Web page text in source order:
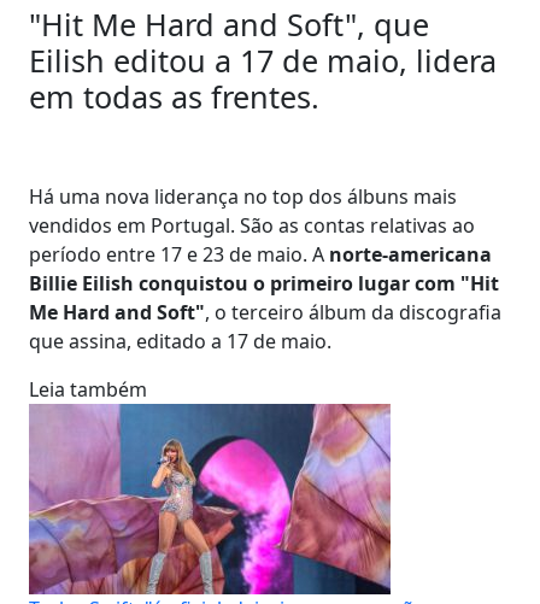
"Hit Me Hard and Soft", que
Eilish editou a 17 de maio, lidera
em todas as frentes.
Há uma nova liderança no top dos álbuns mais
vendidos em Portugal. São as contas relativas ao
período entre 17 e 23 de maio. A norte-americana
Billie Eilish conquistou o primeiro lugar com "Hit
Me Hard and Soft", o terceiro álbum da discografia
que assina, editado a 17 de maio.
Leia também